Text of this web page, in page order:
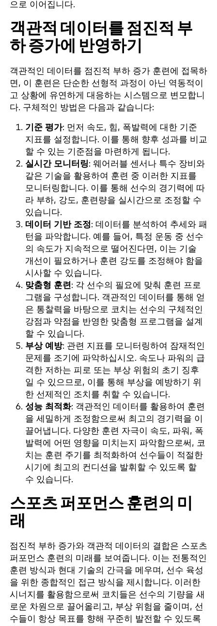
으로 이어집니다.
객관적 데이터를 점진적 부
하 증가에 반영하기
객관적인 데이터를 점진적 부하 증가 훈련에 접목하
면, 이 훈련은 단순한 선형적 과정이 아닌 역동적이
고 상황에 유연하게 대응하는 시스템으로 변모합니
다. 구체적인 방법은 다음과 같습니다:
기준 평가: 먼저 속도, 힘, 폭발력에 대한 기준
지표를 설정합니다. 이를 통해 향후 성과를 비교
할 수 있는 기준점을 마련하게 됩니다.
실시간 모니터링: 웨어러블 센서나 특수 장비와
같은 기술을 활용하여 훈련 중 이러한 지표를
모니터링합니다. 이를 통해 선수의 경기력에 따
라 부하, 강도, 훈련량을 실시간으로 조정할 수
있습니다.
데이터 기반 조정: 데이터를 분석하여 추세와 패
턴을 파악합니다. 예를 들어, 특정 운동 중 선수
의 속도가 지속적으로 떨어진다면, 이는 기술
개선이 필요하거나 훈련 강도를 조정해야 함을
시사할 수 있습니다.
맞춤형 훈련: 각 선수의 필요에 맞춰 훈련 프로
그램을 구성합니다. 객관적인 데이터를 통해 얻
은 통찰력을 바탕으로 코치는 선수의 구체적인
강점과 약점을 반영한 맞춤형 프로그램을 설계
할 수 있습니다.
부상 예방: 관련 지표를 모니터링하여 잠재적인
문제를 조기에 파악하십시오. 속도나 파워의 급
격한 저하는 피로 또는 부상 위험의 초기 징후
일 수 있으므로, 이를 통해 부상을 예방하기 위
한 선제적인 조치를 취할 수 있습니다.
성능 최적화: 객관적인 데이터를 활용하여 훈련
을 세밀하게 조정함으로써 최고의 경기력을 이
끌어냅니다. 다양한 훈련 자극이 속도, 파워, 폭
발력에 어떤 영향을 미치는지 파악함으로써, 코
치는 훈련 주기를 최적화하여 선수들이 적절한
시기에 최고의 컨디션을 발휘할 수 있도록 할
수 있습니다.
스포츠 퍼포먼스 훈련의 미
래
점진적 부하 증가와 객관적 데이터의 결합은 스포츠
퍼포먼스 훈련의 미래를 보여줍니다. 이는 전통적인
훈련 방식과 현대 기술의 간극을 메우며, 선수 육성
을 위한 종합적인 접근 방식을 제시합니다. 이러한
시너지를 활용함으로써 코치들은 선수의 기량을 새
로운 차원으로 끌어올리고, 부상 위험을 줄이며, 선
수들이 항상 목표를 향해 꾸준히 발전할 수 있도록